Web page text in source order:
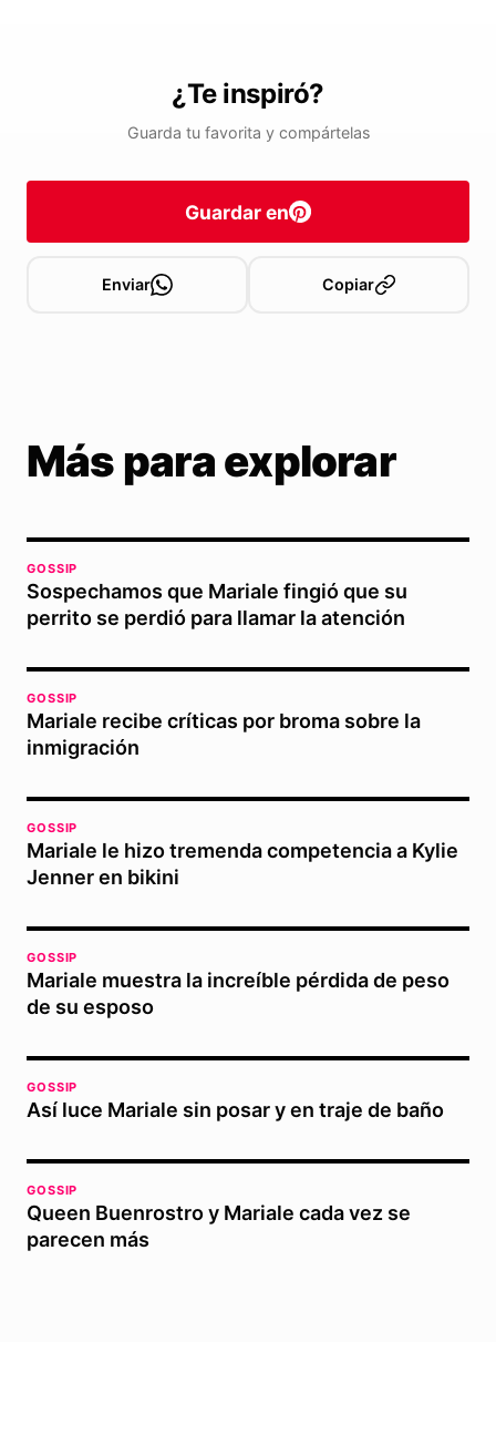
¿Te inspiró?
Guarda tu favorita y compártelas
Guardar en
Enviar Copiar
Más para explorar
GOSSIP
Sospechamos que Mariale fingió que su
perrito se perdió para llamar la atención
GOSSIP
Mariale recibe críticas por broma sobre la
inmigración
GOSSIP
Mariale le hizo tremenda competencia a Kylie
Jenner en bikini
GOSSIP
Mariale muestra la increíble pérdida de peso
de su esposo
GOSSIP
Así luce Mariale sin posar y en traje de baño
GOSSIP
Queen Buenrostro y Mariale cada vez se
parecen más